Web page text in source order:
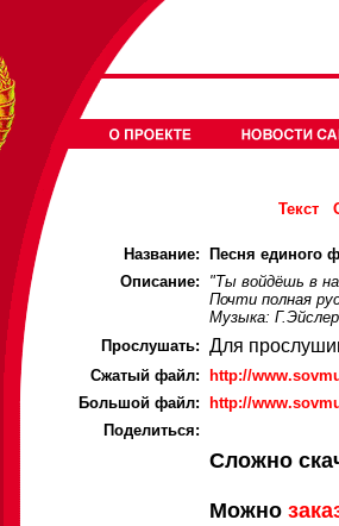
Текст
Название:
Песня единого
Описание:
"Ты войдёшь в
Почти полная
Музыка:
Прослушать: Для
Cжатый файл:
http://
Большой файл:
http://
Поделиться:
Сложно
Можно